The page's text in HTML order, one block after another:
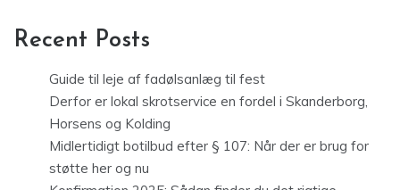
Recent Posts
Guide til leje af fadølsanlæg til fest
Derfor er lokal skrotservice en fordel i Skanderborg,
Horsens og Kolding
Midlertidigt botilbud efter § 107: Når der er brug for
støtte her og nu